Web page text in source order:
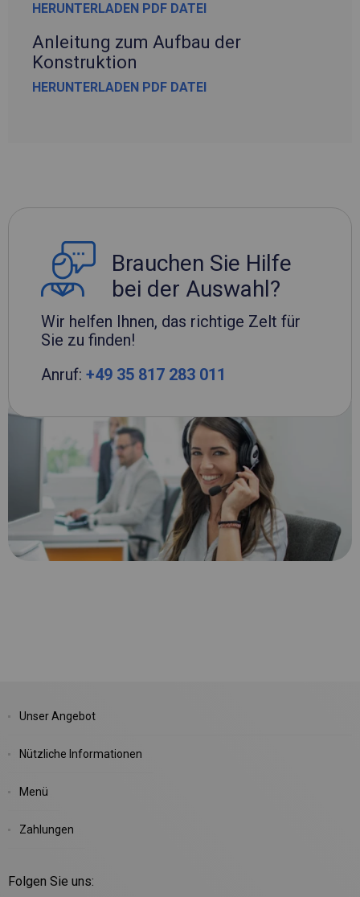
HERUNTERLADEN PDF DATEI
Anleitung zum Aufbau der
Konstruktion
HERUNTERLADEN PDF DATEI
Brauchen Sie Hilfe
bei der Auswahl?
Wir helfen Ihnen, das richtige Zelt für
Sie zu finden!
Anruf: +49 35 817 283 011
Unser Angebot
Nützliche Informationen
Menü
Zahlungen
Folgen Sie uns: